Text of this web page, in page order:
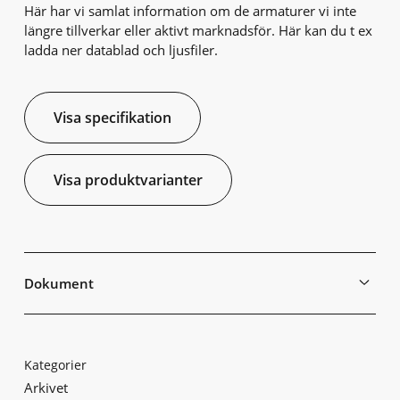
Här har vi samlat information om de armaturer vi inte
längre tillverkar eller aktivt marknadsför. Här kan du t ex
ladda ner datablad och ljusfiler.
Visa specifikation
Visa produktvarianter
Dokument
Kategorier
Arkivet